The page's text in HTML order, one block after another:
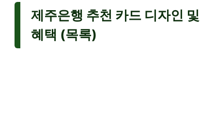
제주은행 추천 카드 디자인 및
혜택 (목록)